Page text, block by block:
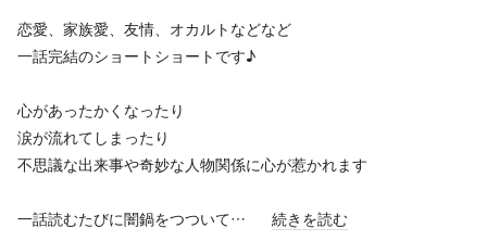
恋愛、家族愛、友情、オカルトなどなど
一話完結のショートショートです♪
心があったかくなったり
涙が流れてしまったり
不思議な出来事や奇妙な人物関係に心が惹かれます
一話読むたびに闇鍋をつついて… 続きを読む